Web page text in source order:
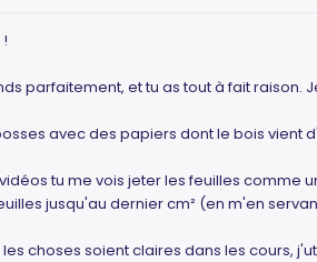
parfaitement, et tu as tout à fait raison.
avec des papiers dont le bois
tu me vois jeter les feuilles comme
jusqu'au dernier cm² (en m'en
choses soient claires dans les cours,